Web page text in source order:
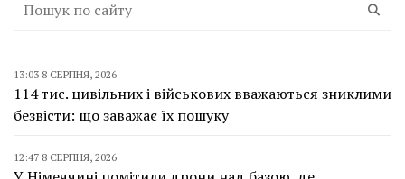
13:03 8 СЕРПНЯ, 2026
114 тис. цивільних і військових вважаються зниклими
безвісти: що заважає їх пошуку
12:47 8 СЕРПНЯ, 2026